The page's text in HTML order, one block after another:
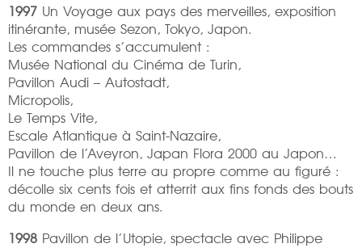
1997 Un Voyage aux pays des merveilles, exposition
itinérante, musée Sezon, Tokyo, Japon.
Les commandes s’accumulent :
Musée National du Cinéma de Turin,
Pavillon Audi – Autostadt,
Micropolis,
Le Temps Vite,
Escale Atlantique à Saint-Nazaire,
Pavillon de l’Aveyron, Japan Flora 2000 au Japon…
Il ne touche plus terre au propre comme au figuré :
décolle six cents fois et atterrit aux fins fonds des bouts
du monde en deux ans.
1998 Pavillon de l’Utopie, spectacle avec Philippe